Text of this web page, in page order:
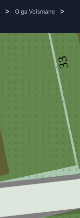
> Olga Veismane >
33